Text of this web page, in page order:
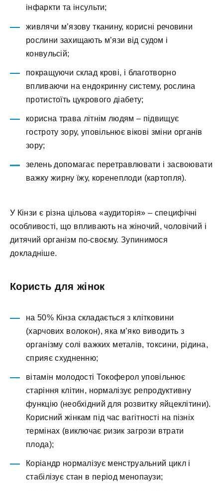
інфаркти та інсульти;
живлячи м’язову тканину, корисні речовини
рослини захищають м’язи від судом і
конвульсій;
покращуючи склад крові, і благотворно
впливаючи на ендокринну систему, рослина
протистоїть цукрового діабету;
корисна трава літнім людям – підвищує
гостроту зору, уповільнює вікові зміни органів
зору;
зелень допомагає перетравлювати і засвоювати
важку жирну їжу, коренеплоди (картопля).
У Кінзи є різна цільова «аудиторія» – специфічні
особливості, що впливають на жіночий, чоловічий і
дитячий організм по-своєму. Зупинимося
докладніше.
Користь для жінок
на 50% Кінза складається з клітковини
(харчових волокон), яка м’яко виводить з
організму солі важких металів, токсини, рідина,
сприяє схудненню;
вітамін молодості Токоферол уповільнює
старіння клітин, нормалізує репродуктивну
функцію (необхідний для розвитку яйцеклітини).
Корисний жінкам під час вагітності на пізніх
термінах (виключає ризик загрози втрати
плода);
Коріандр нормалізує менструальний цикл і
стабілізує стан в період менопаузи;